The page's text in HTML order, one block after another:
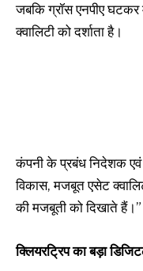
जबकि ग्रॉस एनपीए
क्वालिटी को दर्शाता है।
कंपनी के प्रबंध निदेशक
विकास, मजबूत एसेट
की मजबूती को दिखाते हैं।”
क्लियरट्रिप का बड़ा